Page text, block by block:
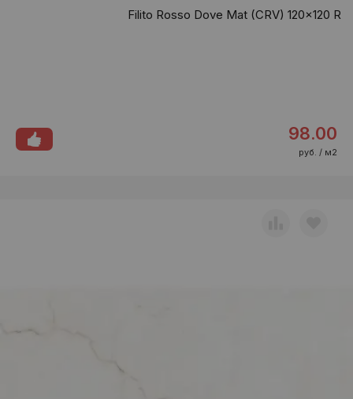
Filito Rosso Dove Mat (CRV) 120x120 R
98.00
руб. / м2